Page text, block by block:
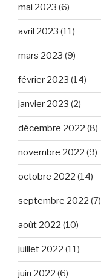
mai 2023 (6)
avril 2023 (11)
mars 2023 (9)
février 2023 (14)
janvier 2023 (2)
décembre 2022 (8)
novembre 2022 (9)
octobre 2022 (14)
septembre 2022 (7)
août 2022 (10)
juillet 2022 (11)
juin 2022 (6)